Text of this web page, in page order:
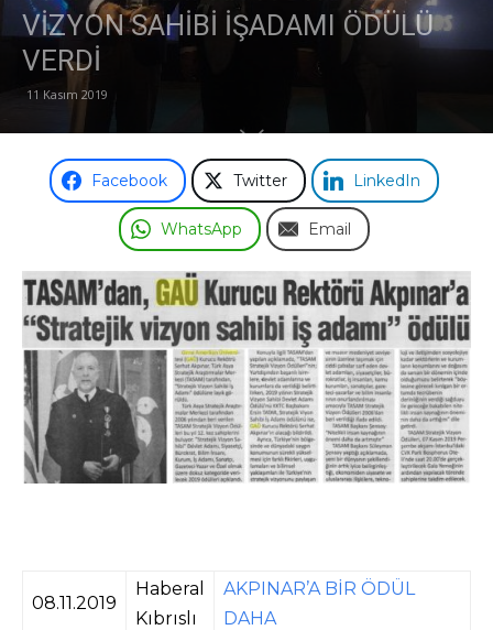
VİZYON SAHİBİ İŞADAMI ÖDÜLÜ
VERDİ
11 Kasım 2019
Facebook Twitter LinkedIn
WhatsApp Email
08.11.2019
Haberal
Kıbrıslı
AKPINAR’A BİR ÖDÜL
DAHA